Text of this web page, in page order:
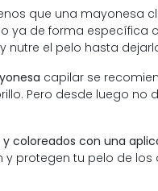
que una mayonesa
ya de forma específica
el pelo hasta
capilar se
Pero desde luego no
coloreados con una
y protegen tu pelo de